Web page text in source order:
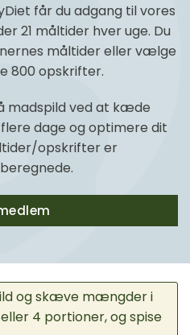
får du adgang til vores
21 måltider hver uge. Du
måltider eller vælge
800 opskrifter.
madspild ved at kæde
dage og optimere dit
opskrifter er
og skæve mængder i
4 portioner, og spise